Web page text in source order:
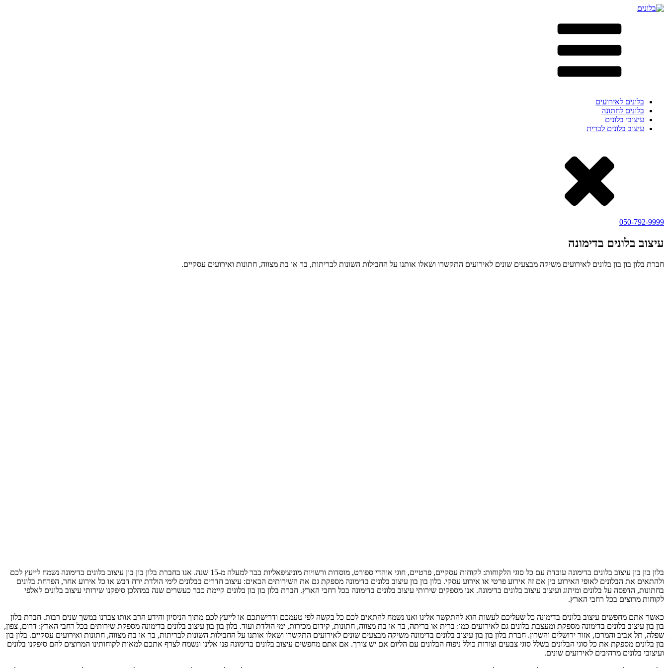
בלונים לאירועים
בלונים לחתונה
עיצובי בלונים
עיצוב בלונים לברית
050-792-9999
עיצוב בלונים בדימונה
חברת בלון בון בון בלונים לאירועים משיקה מבצעים שונים לאירועים התקשרו ושאלו אותנו על החבילות השונות לבריתות, בר או בת מצווה, חתונות ואירועים עסקיים.
בלון בון בון עיצוב בלונים בדימונה עובדת עם כל סוגי הלקוחות: לקוחות עסקיים, פרטיים, חוגי אוהדי ספורט, מוסדות ורשויות מוניציפאליות כבר למעלה מ-15 שנה. אנו בחברת בלון בון בון עיצוב בלונים בדימונה נשמח לייעץ לכם
ולהתאים את הבלונים לאופי האירוע בין אם זה אירוע פרטי או אירוע עסקי. בלון בון בון עיצוב בלונים בדימונה מספקת גם את השירותים הבאים: עיצוב חדרים בבלונים לימי הולדת ירח דבש או כל אירוע אחר, הפרחת בלונים
בחתונות, הדפסה על בלונים ומיתוג ועיצוב עיצוב בלונים בדימונה. אנו מספקים שירותי עיצוב בלונים בדימונה בכל רחבי הארץ. חברת בלון בון בון בלונים קיימת כבר כעשרים שנה במהלכן סיפקנו שירותי עיצוב בלונים לאלפי
לקוחות מרוצים בכל רחבי הארץ.
כאשר אתם מחפשים עיצוב בלונים בדימונה כל שעליכם לעשות הוא להתקשר אלינו ואנו נשמח להתאים לכם כל בקשה לפי טעמכם ודרישתכם או לייעץ לכם מתוך הניסיון והידע הרב אותו צברנו במשך שנים רבות. חברת בלון
בון בון עיצוב בלונים בדימונה מספקת ומעצבת בלונים גם לאירועים כמו: ברית או בריתה, בר או בת מצווה, חתונות, קידום מכירות, ימי הולדת ועוד. בלון בון בון עיצוב בלונים בדימונה מספקת שירותים בכל רחבי הארץ: דרום, צפון,
שפלה, תל אביב והמרכז, אזור ירושלים והשרון. חברת בלון בון בון עיצוב בלונים בדימונה משיקה מבצעים שונים לאירועים התקשרו ושאלו אותנו על החבילות השונות לבריתות, בר או בת מצווה, חתונות ואירועים עסקיים. בלון בון
בון בלונים מספקת את כל סוגי הבלונים בשלל סוגי צבעים וצורות כולל ניפוח הבלונים עם הליום אם יש צורך. אם אתם מחפשים עיצוב בלונים בדימונה פנו אלינו ונשמח לצרף אתכם למאות לקוחותינו המרוצים להם סיפקנו בלונים
ועיצובי בלונים מרהיבים לאירועים שונים.